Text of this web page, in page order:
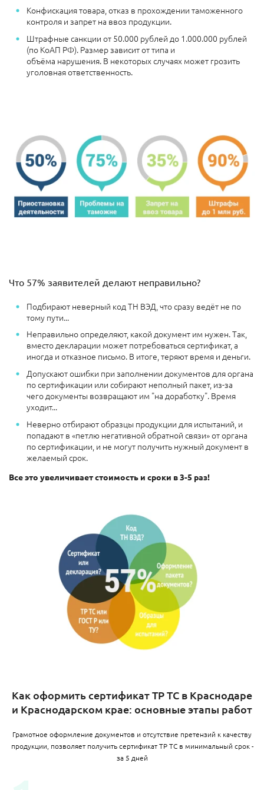
Конфискация товара, отказ в прохождении таможенного
контроля и запрет на ввоз продукции.
Штрафные санкции от 50.000 рублей до 1.000.000 рублей
(по КоАП РФ). Размер зависит от типа и
объёма нарушения. В некоторых случаях может грозить
уголовная ответственность.
Что 57% заявителей делают неправильно?
Подбирают неверный код ТН ВЭД, что сразу ведёт не по
тому пути...
Неправильно определяют, какой документ им нужен. Так,
вместо декларации может потребоваться сертификат, а
иногда и отказное письмо. В итоге, теряют время и деньги.
Допускают ошибки при заполнении документов для органа
по сертификации или собирают неполный пакет, из-за
чего документы возвращают им "на доработку". Время
уходит...
Неверно отбирают образцы продукции для испытаний, и
попадают в «петлю негативной обратной связи» от органа
по сертификации, и не могут получить нужный документ в
желаемый срок.
Все это увеличивает стоимость и сроки в 3-5 раз!
Как оформить сертификат ТР ТС в Краснодаре
и Краснодарском крае: основные этапы работ
Грамотное оформление документов и отсутствие претензий к качеству
продукции, позволяет получить сертификат ТР ТС в минимальный срок -
за 5 дней